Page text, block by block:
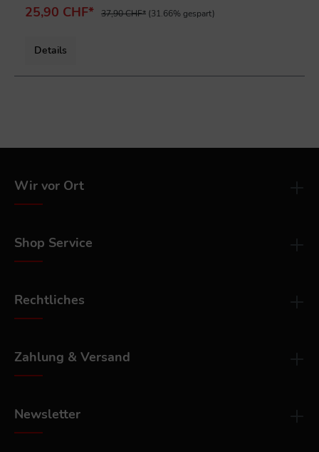
25,90 CHF* 37,90 CHF* (31.66% gespart)
Details
Wir vor Ort
Shop Service
Rechtliches
Zahlung & Versand
Newsletter